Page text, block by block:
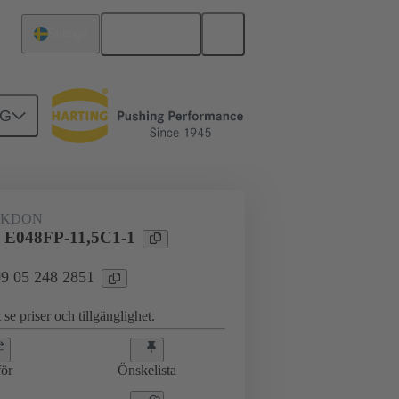
till dotterkort 09 05 248 2851
11,5C1-1
05 248 2851
priser och tillgänglighet.
Önskelista